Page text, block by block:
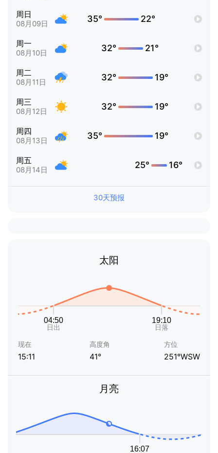
周日
08月09日 35° 22°
周一
08月10日 32° 21°
周二
08月11日 32° 19°
周三
08月12日 32° 19°
周四
08月13日 35° 19°
周五
08月14日 25° 16°
30天预报
太阳
现在
15:11
高度角
41°
方位
251°WSW
月亮